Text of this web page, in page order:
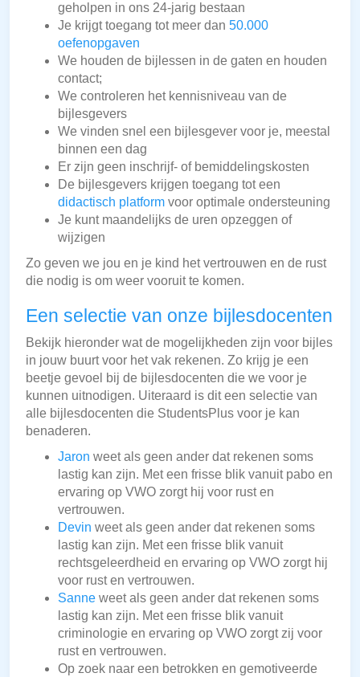
geholpen in ons 24-jarig bestaan
Je krijgt toegang tot meer dan 50.000
oefenopgaven
We houden de bijlessen in de gaten en houden
contact;
We controleren het kennisniveau van de
bijlesgevers
We vinden snel een bijlesgever voor je, meestal
binnen een dag
Er zijn geen inschrijf- of bemiddelingskosten
De bijlesgevers krijgen toegang tot een
didactisch platform voor optimale ondersteuning
Je kunt maandelijks de uren opzeggen of
wijzigen
Zo geven we jou en je kind het vertrouwen en de rust
die nodig is om weer vooruit te komen.
Een selectie van onze bijlesdocenten
Bekijk hieronder wat de mogelijkheden zijn voor bijles
in jouw buurt voor het vak rekenen. Zo krijg je een
beetje gevoel bij de bijlesdocenten die we voor je
kunnen uitnodigen. Uiteraard is dit een selectie van
alle bijlesdocenten die StudentsPlus voor je kan
benaderen.
Jaron weet als geen ander dat rekenen soms
lastig kan zijn. Met een frisse blik vanuit pabo en
ervaring op VWO zorgt hij voor rust en
vertrouwen.
Devin weet als geen ander dat rekenen soms
lastig kan zijn. Met een frisse blik vanuit
rechtsgeleerdheid en ervaring op VWO zorgt hij
voor rust en vertrouwen.
Sanne weet als geen ander dat rekenen soms
lastig kan zijn. Met een frisse blik vanuit
criminologie en ervaring op VWO zorgt zij voor
rust en vertrouwen.
Op zoek naar een betrokken en gemotiveerde